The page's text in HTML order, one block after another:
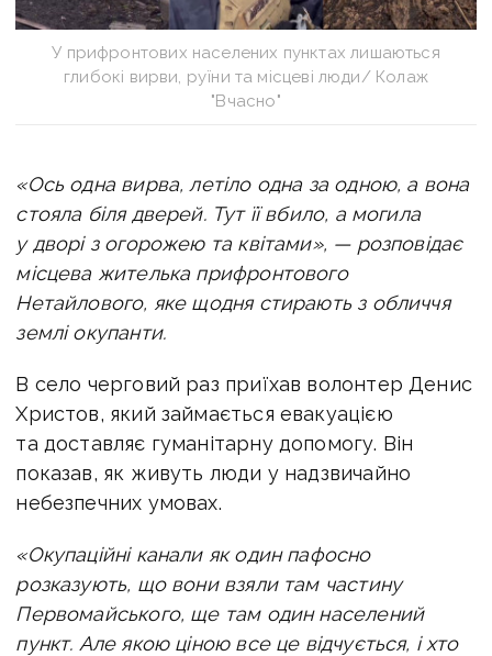
У прифронтових населених пунктах лишаються
глибокі вирви, руїни та місцеві люди/ Колаж
"Вчасно"
«Ось одна вирва, летіло одна за одною, а вона
стояла біля дверей. Тут її вбило, а могила
у дворі з огорожею та квітами», — розповідає
місцева жителька прифронтового
Нетайлового, яке щодня стирають з обличчя
землі окупанти.
В село черговий раз приїхав волонтер Денис
Христов, який займається евакуацією
та доставляє гуманітарну допомогу. Він
показав, як живуть люди у надзвичайно
небезпечних умовах.
«Окупаційні канали як один пафосно
розказують, що вони взяли там частину
Первомайського, ще там один населений
пункт. Але якою ціною все це відчується, і хто